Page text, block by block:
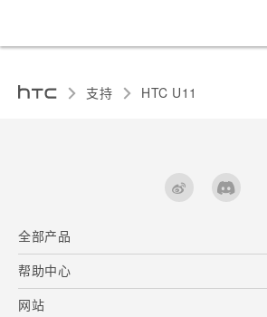
支持 HTC U11‎
全部产品
区块链智能手机
VIVE
帮助中心
在线客服
网站